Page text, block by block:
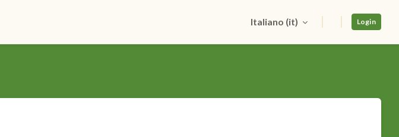
Italiano ‎(it)‎ Login